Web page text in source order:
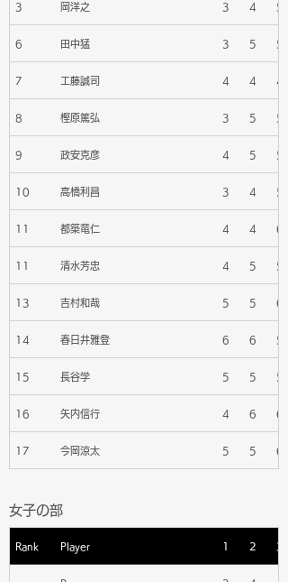
3 岡洋之 3 4 5
6 田中猛 3 5 5
7 工藤誠司 4 4 4
8 樫原篤弘 3 5 5
9 政安克彦 4 5 5
10 高橋利昌 3 4 5
11 都築竜仁 4 4 6
11 清水芳忠 4 5 5
13 吉村和哉 5 5 6
14 春日井雅登 6 6 5
15 長谷学 5 5 5
16 矢内信行 4 6 6
17 今岡涼太 5 5 6
女子の部
Rank Player 1 2 3